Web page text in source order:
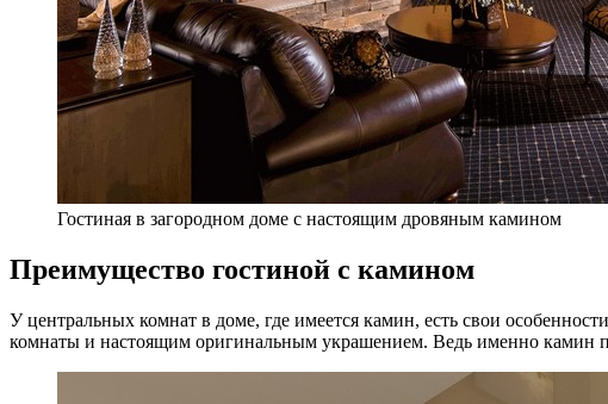
Гостиная в загородном доме с настоящим дровяным камином
Преимущество гостиной с камином
У центральных комнат в доме, где имеется камин, есть свои
комнаты и настоящим оригинальным украшением. Ведь именно камин